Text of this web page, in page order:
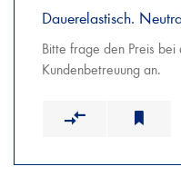
Dauerelastisch.
Bitte frage den Preis
Kundenbetreuung an.